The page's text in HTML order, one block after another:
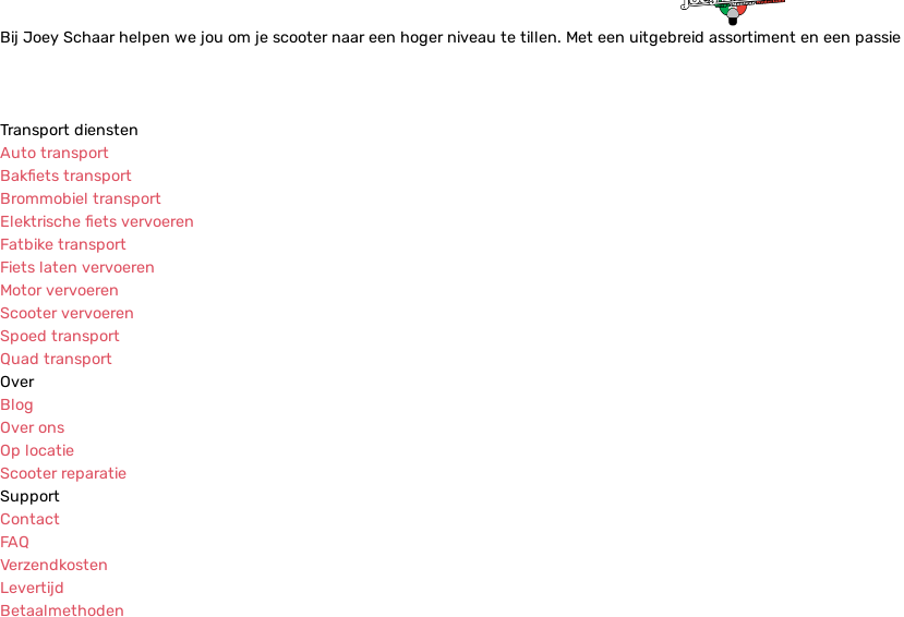
Bij Joey Schaar helpen we jou om je scooter naar een hoger niveau te tillen. Met een uitgebreid assortiment en een
Transport diensten
Auto transport
Bakfiets transport
Brommobiel transport
Elektrische fiets vervoeren
Fatbike transport
Fiets laten vervoeren
Motor vervoeren
Scooter vervoeren
Spoed transport
Quad transport
Over
Blog
Over ons
Op locatie
Scooter reparatie
Support
Contact
FAQ
Verzendkosten
Levertijd
Betaalmethoden